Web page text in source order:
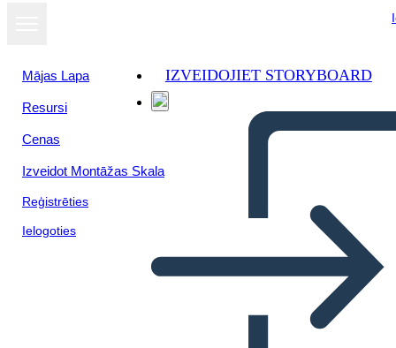
Mājas Lapa
Resursi
Cenas
Izveidot Montāžas Skala
Reģistrēties
Ielogoties
IZVEIDOJIET STORYBOARD